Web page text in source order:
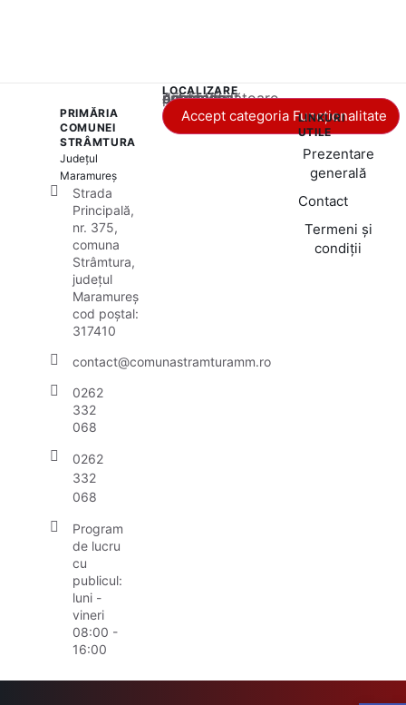
PRIMĂRIA
COMUNEI
STRÂMTURA
Județul
Maramureș
Strada
Principală,
nr. 375,
comuna
Strâmtura,
județul
Maramureș
cod poștal:
317410
contact@comunastramturamm.ro
0262
332
068
0262
332
068
Program
de lucru
cu
publicul:
luni -
vineri
08:00 -
16:00
LOCALIZARE
Acest conținut este blocat până când acceptați categoria corespunzătoare de cookie-uri.
Accept categoria Funcționalitate
LINKURI
UTILE
Prezentare
generală
Contact
Termeni și
condiții